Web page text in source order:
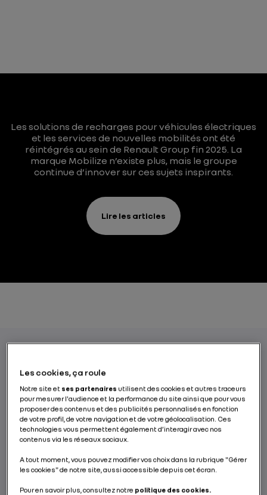
Les solutions de recharges pour véhicules électriques
et les services de nouvelles mobilités ont été
réintégrés au sein de Renault Group fin 2025. La
marque Mobilize n’existe plus, mais le groupe
continue d’innover sur ces sujets inspirants.
Lire les articles
À domicile ou sur le lieu de travail, la borne
de recharge murale est souvent la solution
la plus prisée des conducteurs de véhicules
électriques. Cet appareil présente de
nombreux avantages, notamment parce
qu’il permet de recharger la batterie plus
rapidement et de manière plus fiable que
par le biais d’une prise électrique.
Les cookies, ça roule
Notre site et ses partenaires utilisent des cookies et autres traceurs
pour mesurer l'audience et la performance du site ainsi que pour vous
proposer des contenus et des publicités personnalisés en fonction
de votre profil, de votre navigation et de votre géolocalisation. Ces
technologies vous permettent également d’interagir avec nos
contenus via les réseaux sociaux.
A tout moment, vous pouvez modifier vos choix dans la rubrique "Gérer
les cookies" de notre site, aussi accessible depuis cet écran.
Pour en savoir plus, consultez notre politique des cookies.